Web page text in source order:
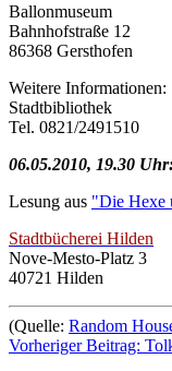
Ballonmuseum
Bahnhofstraße 12
86368 Gersthofen
Weitere Informationen:
Stadtbibliothek
Tel. 0821/2491510
06.05.2010, 19.30
Lesung aus "Die Hexe
Stadtbücherei Hilden
Nove-Mesto-Platz 3
40721 Hilden
(Quelle: Random
Vorheriger Beitrag: